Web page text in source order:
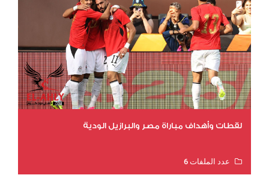
لقطات وأهداف مباراة مصر والبرازيل الودية
عدد الملفات 6